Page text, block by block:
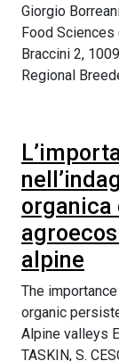
Giorgio
Food Sciences
Braccini 2,
Regional
organica
alpine
The
organic
Alpine valleys
TASKIN, S.